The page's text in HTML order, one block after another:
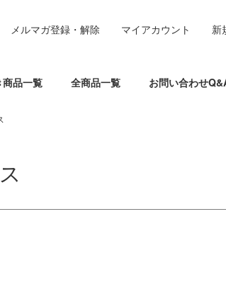
品一覧 全商品一覧 お問い合わせ
メルマガ登録・解除 マイアカウント 新